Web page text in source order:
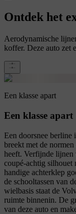
Ontdek het
Aerodynamische
koffer. Deze auto zet
Een klasse apart
Een klasse apart
Een doorsnee
breekt met de
heeft. Verfijnde lijnen
coupé-achtig silhouet
handige achterklep
de schooltassen van
wielbasis staat de
ruimte binnenin. De
van deze auto en